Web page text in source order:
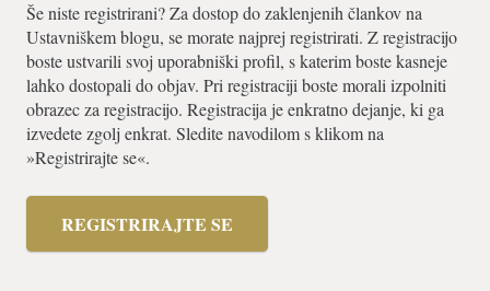
Še niste registrirani? Za dostop do zaklenjenih člankov na
Ustavniškem blogu, se morate najprej registrirati. Z registracijo
boste ustvarili svoj uporabniški profil, s katerim boste kasneje
lahko dostopali do objav. Pri registraciji boste morali izpolniti
obrazec za registracijo. Registracija je enkratno dejanje, ki ga
izvedete zgolj enkrat. Sledite navodilom s klikom na
»Registrirajte se«.
REGISTRIRAJTE SE